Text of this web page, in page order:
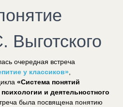
Выготского
очередная встреча
у классиков»,
«Система понятий
и деятельностного
была посвящена понятию